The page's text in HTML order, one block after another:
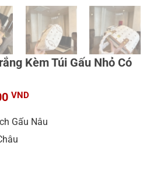
Kèm Túi Gấu Nhỏ Có
VND.
VNDGiá
tại
Gấu Nâu